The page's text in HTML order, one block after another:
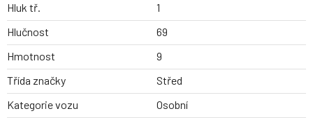
Hluk tř.
1
Hlučnost
69
Hmotnost
9
Třída značky
Střed
Kategorie vozu
Osobní